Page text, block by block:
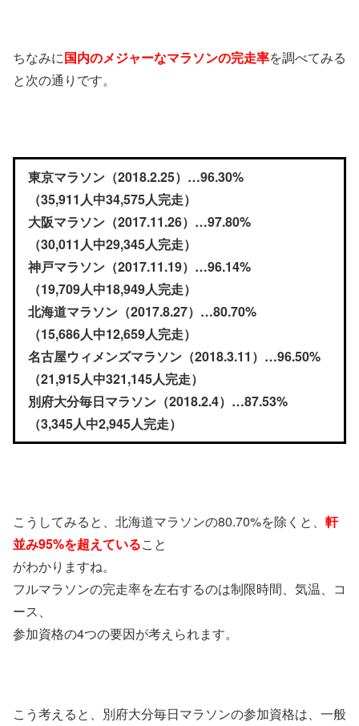
ちなみに国内のメジャーなマラソンの完走率を調べてみる
と次の通りです。
東京マラソン（2018.2.25）…96.30%
（35,911人中34,575人完走）
大阪マラソン（2017.11.26）…97.80%
（30,011人中29,345人完走）
神戸マラソン（2017.11.19）…96.14%
（19,709人中18,949人完走）
北海道マラソン（2017.8.27）…80.70%
（15,686人中12,659人完走）
名古屋ウィメンズマラソン（2018.3.11）…96.50%
（21,915人中321,145人完走）
別府大分毎日マラソン（2018.2.4）…87.53%
（3,345人中2,945人完走）
こうしてみると、北海道マラソンの80.70%を除くと、 軒
並み95%を超えていること
がわかりますね。
フルマラソンの完走率を左右するのは制限時間、気温、コ
ース、
参加資格の4つの要因が考えられます。
こう考えると、別府大分毎日マラソンの参加資格は、一般